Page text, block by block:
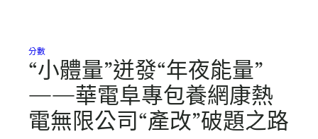
分數
“小體量”迸發“年夜能量”
——華電阜專包養網康熱
電無限公司“產改”破題之路